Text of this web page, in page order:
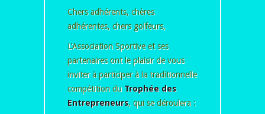
Chers adhérents, chères
adhérentes, chers golfeurs,
L’Association Sportive et ses
partenaires ont le plaisir de vous
inviter à participer à la traditionnelle
compétition du Trophée des
Entrepreneurs, qui se déroulera :